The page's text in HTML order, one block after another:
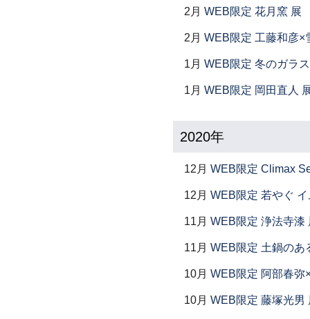
2月 WEB限定 花月窯 展
2月 WEB限定 工藤和彦×
1月 WEB限定 冬のガラ
1月 WEB限定 岡田直人
2020年
12月 WEB限定 Climax
12月 WEB限定 若やぐ
11月 WEB限定 浄法寺漆
11月 WEB限定 土鍋のあ
10月 WEB限定 阿部春弥
10月 WEB限定 藤塚光男